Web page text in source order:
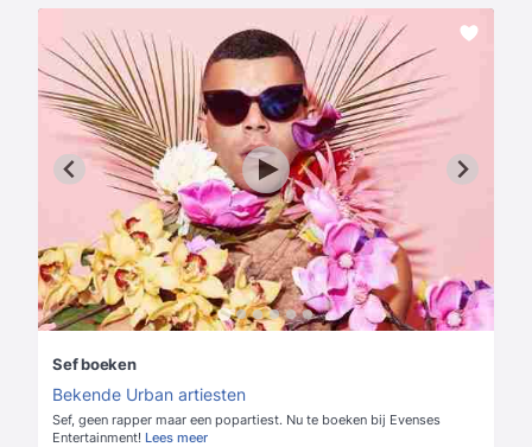
Sef boeken
Bekende Urban artiesten
Sef, geen rapper maar een popartiest. Nu te boeken bij Evenses
Entertainment! Lees meer